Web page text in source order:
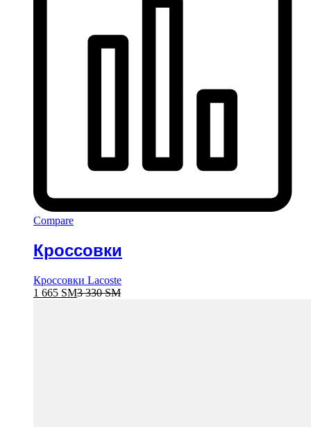
Compare
Кроссовки
Кроссовки Lacoste
1 665 ЅМ3 330ЅМ